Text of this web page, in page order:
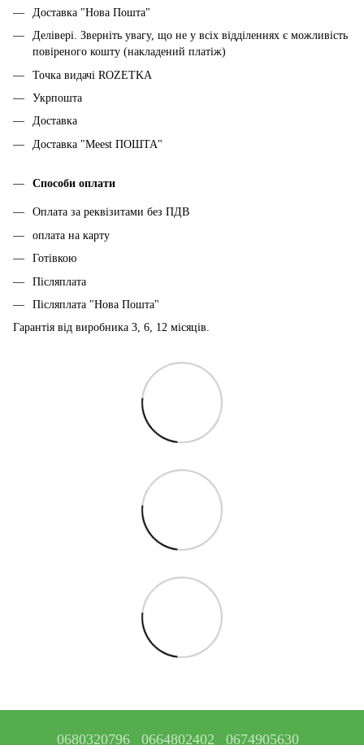
Доставка "Нова Пошта"
Делівері. Зверніть увагу, що не у всіх відділеннях є можливість
повіреного кошту (накладений платіж)
Точка видачі ROZETKA
Укрпошта
Доставка
Доставка "Meest ПОШТА"
Способи оплати
Оплата за реквізитами без ПДВ
оплата на карту
Готівкою
Післяплата
Післяплата "Нова Пошта"
Гарантія від виробника 3, 6, 12 місяців.
0680320796 0664802402 0674905630